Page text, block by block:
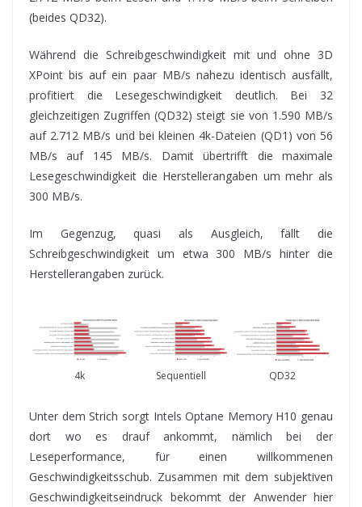
(beides QD32).
Während die Schreibgeschwindigkeit mit und ohne 3D
XPoint bis auf ein paar MB/s nahezu identisch ausfällt,
profitiert die Lesegeschwindigkeit deutlich. Bei 32
gleichzeitigen Zugriffen (QD32) steigt sie von 1.590 MB/s
auf 2.712 MB/s und bei kleinen 4k-Dateien (QD1) von 56
MB/s auf 145 MB/s. Damit übertrifft die maximale
Lesegeschwindigkeit die Herstellerangaben um mehr als
300 MB/s.
Im Gegenzug, quasi als Ausgleich, fällt die
Schreibgeschwindigkeit um etwa 300 MB/s hinter die
Herstellerangaben zurück.
4k Sequentiell QD32
Unter dem Strich sorgt Intels Optane Memory H10 genau
dort wo es drauf ankommt, nämlich bei der
Leseperformance, für einen willkommenen
Geschwindigkeitsschub. Zusammen mit dem subjektiven
Geschwindigkeitseindruck bekommt der Anwender hier